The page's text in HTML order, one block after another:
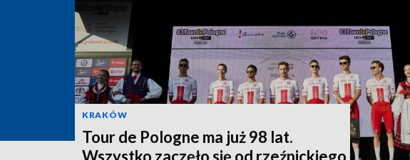
KRAKÓW
Tour de Pologne ma już 98 lat.
Wszystko zaczęło się od rzeźnickiego